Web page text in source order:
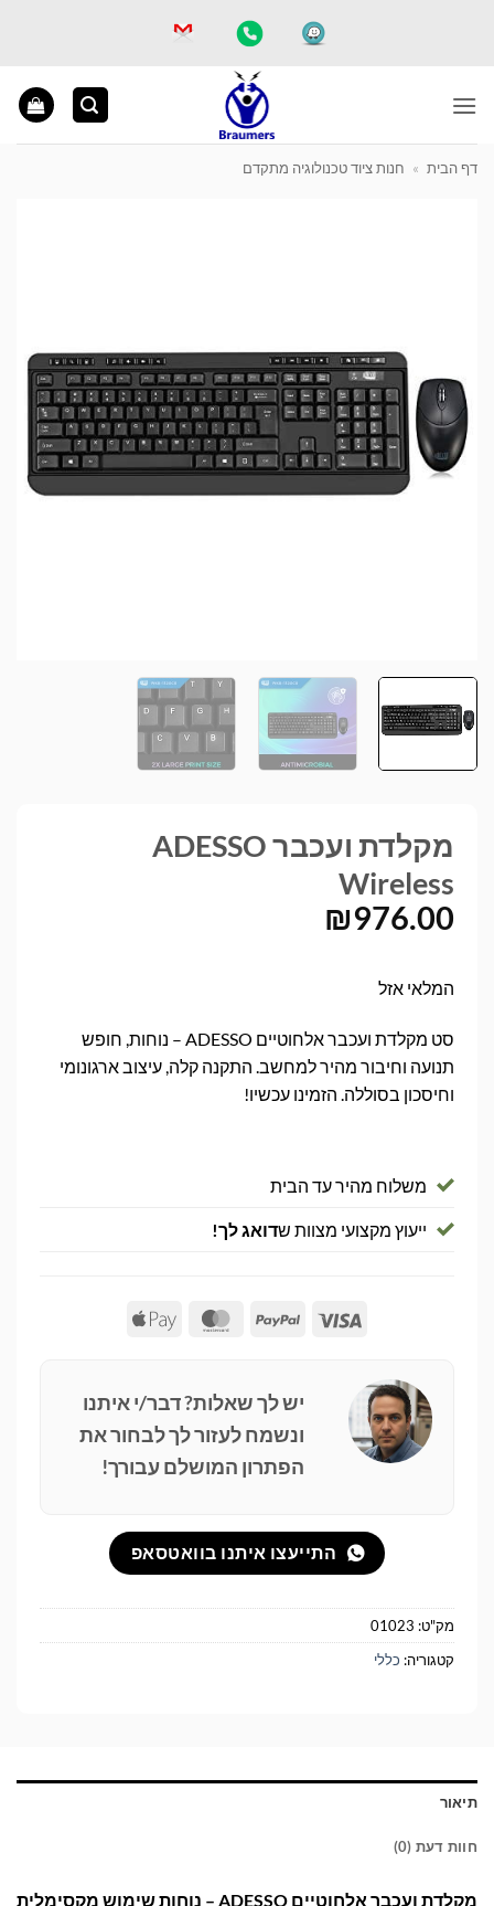
דף הבית » חנות ציוד טכנולוגיה מתקדם
מקלדת ועכבר ADESSO
Wireless
₪976.00
המלאי אזל
סט מקלדת ועכבר אלחוטיים ADESSO – נוחות, חופש
תנועה וחיבור מהיר למחשב. התקנה קלה, עיצוב ארגונומי
וחיסכון בסוללה. הזמינו עכשיו!
משלוח מהיר עד הבית
ייעוץ מקצועי מצוות שדואג לך!
Visa
PayPal
MasterCard
Apple
יש לך שאלות? דבר/י איתנו
ונשמח לעזור לך לבחור את
הפתרון המושלם עבורך!
התייעצו איתנו בוואטסאפ
מק"ט: 01023
קטגוריה: כללי
תיאור
חוות דעת (0)
מקלדת ועכבר אלחוטיים ADESSO – נוחות שימוש מקסימלית